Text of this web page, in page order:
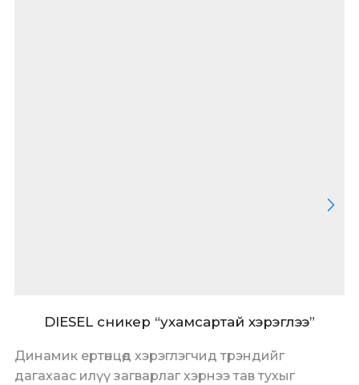
DIESEL сникер “ухамсартай хэрэглээ”
Динамик ертөнцөд хэрэглэгчид трэндийг
дагахаас илүү загварлаг хэрнээ тав тухыг